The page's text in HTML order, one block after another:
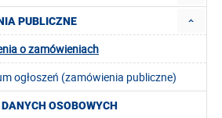
PUBLICZNE
o zamówieniach
ogłoszeń (zamówienia publiczne)
OSOBOWYCH